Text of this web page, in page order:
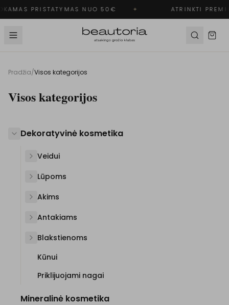
PRISTATYMAS NUO 50€ ✦ ATRINKTI
Pradžia/Visos kategorijos
Visos kategorijos
Dekoratyvinė kosmetika
Veidui
Lūpoms
Akims
Antakiams
Blakstienoms
Kūnui
Priklijuojami nagai
Mineralinė kosmetika